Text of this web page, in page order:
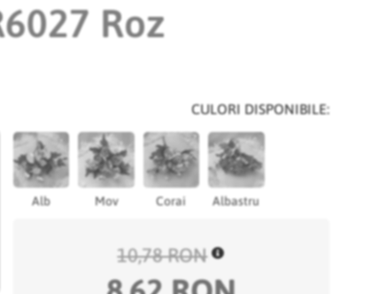
Roz
CULORI DISPONIBILE:
Alb Mov Corai Albastru
10,78 RON